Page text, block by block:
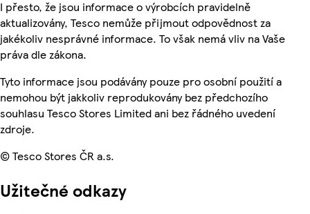
I přesto, že jsou informace o výrobcích pravidelně
aktualizovány, Tesco nemůže přijmout odpovědnost za
jakékoliv nesprávné informace. To však nemá vliv na Vaše
práva dle zákona.
Tyto informace jsou podávány pouze pro osobní použití a
nemohou být jakkoliv reprodukovány bez předchozího
souhlasu Tesco Stores Limited ani bez řádného uvedení
zdroje.
© Tesco Stores ČR a.s.
Užitečné odkazy